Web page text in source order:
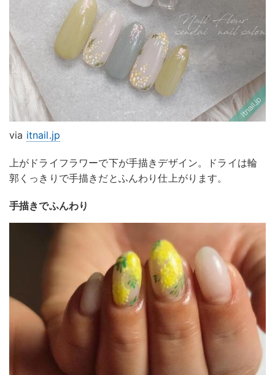
via itnail.jp
上がドライフラワーで下が手描きデザイン。ドライは輪
郭くっきりで手描きだとふんわり仕上がります。
手描きでふんわり